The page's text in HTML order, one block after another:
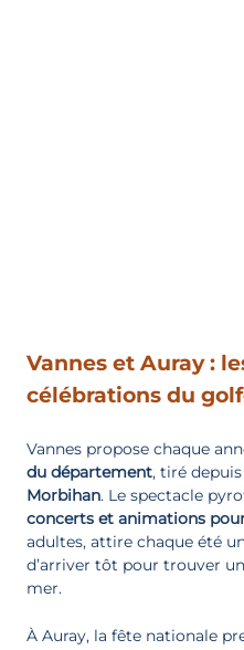
Vannes et Auray :
célébrations du
Vannes propose chaque
du département, tiré
Morbihan. Le spectacle
concerts et animations
adultes, attire chaque été
d’arriver tôt pour trouver
mer.
À Auray, la fête nationale